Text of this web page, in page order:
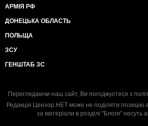
АРМІЯ РФ
ДОНЕЦЬКА ОБЛАСТЬ
ПОЛЬЩА
ЗСУ
ГЕНШТАБ ЗС
Переглядаючи наш сайт, Ви погоджуєтеся з
Редакція Цензор.НЕТ може не поділяти позицію
за матеріали в розділі "Блоги" несуть